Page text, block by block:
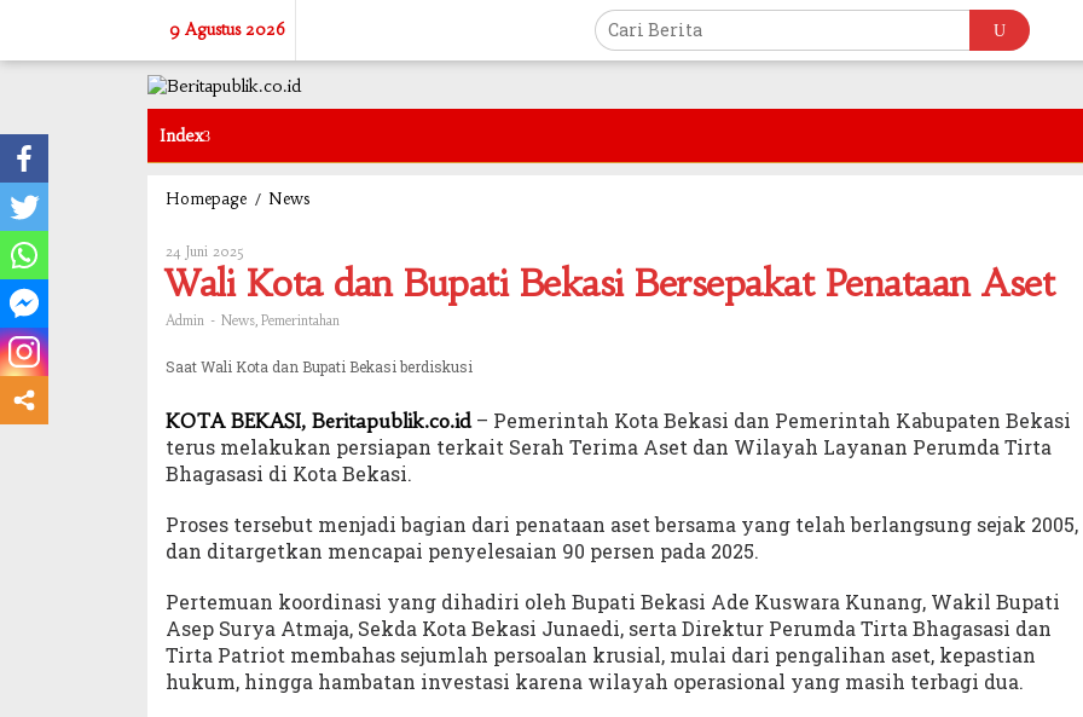
9 Agustus 2026
Index
Homepage / News
Bupati
Bekasi
Penataan
24 Juni 2025
Admin
Wali Kota dan Bupati Bekasi Bersepakat Penataan Aset
Admin - News Pemerintahan
Saat Wali Kota dan Bupati Bekasi berdiskusi
KOTA BEKASI, Beritapublik.co.id– Pemerintah Kota Bekasi dan Pemerintah Kabupaten Bekasi
terus melakukan persiapan terkait Serah Terima Aset dan Wilayah Layanan Perumda Tirta
Bhagasasi di Kota Bekasi.
Proses tersebut menjadi bagian dari penataan aset bersama yang telah berlangsung sejak 2005,
dan ditargetkan mencapai penyelesaian 90 persen pada 2025.
Pertemuan koordinasi yang dihadiri oleh Bupati Bekasi Ade Kuswara Kunang, Wakil Bupati
Asep Surya Atmaja, Sekda Kota Bekasi Junaedi, serta Direktur Perumda Tirta Bhagasasi dan
Tirta Patriot membahas sejumlah persoalan krusial, mulai dari pengalihan aset, kepastian
hukum, hingga hambatan investasi karena wilayah operasional yang masih terbagi dua.